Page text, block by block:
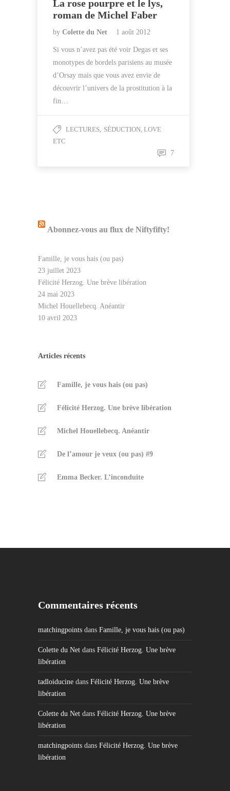
La rose pourpre et le lys,
roman de Michel Faber
by Colette du Net 1 août 2012
Si vous n’avez pas été voir Degas et ses
monotypes de bordels parisiens au musée
d’Orsay mais que vous avez envie de
découvrir l’univers de la prostitution à la
fin…
LECTURES, SÉDUCTION, LOVE
ETC
7
Abonnez-vous au flux de Niftyfifty!
Famille, je vous hais (ou pas)
23 juillet 2023
Félicité Herzog. Une brève libération
24 mai 2023
Michel Houellebecq. Anéantir
10 avril 2023
Articles récents
Famille, je vous hais (ou pas)
Félicité Herzog. Une brève libération
Michel Houellebecq. Anéantir
De l’amour je veux (ou pas) #9
Emma Becker. L’inconduite
Commentaires récents
matchingpoints dans Famille, je vous hais (ou pas)
Colette du Net dans Félicité Herzog. Une brève
libération
tadloiducine dans Félicité Herzog. Une brève
libération
Colette du Net dans Félicité Herzog. Une brève
libération
matchingpoints dans Félicité Herzog. Une brève
libération